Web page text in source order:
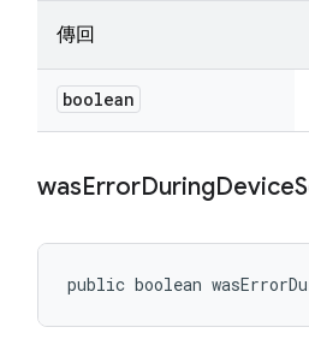
傳回
boolean
wasErrorDuringDevice
public boolean